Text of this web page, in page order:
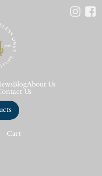
BlogAbout Us
Us
Cart